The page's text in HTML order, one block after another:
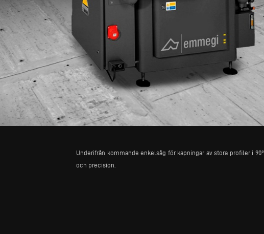
Underifrån kommande enkelsåg för kapningar av stora profiler i
och precision.